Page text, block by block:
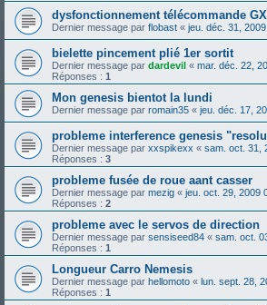
dysfonctionnement télécommande
Dernier message par flobast « jeu. déc. 31,
bielette pincement plié 1er sortit
Dernier message par dardevil « mar. déc. 22,
Réponses : 1
Mon genesis bientot la lundi
Dernier message par romain35 « jeu. déc. 17,
probleme interference genesis
Dernier message par xxspikexx « sam. oct. 31,
Réponses : 3
probleme fusée de roue aant casser
Dernier message par mezig « jeu. oct. 29, 2009
Réponses : 2
probleme avec le servos de direction
Dernier message par sensiseed84 « sam. oct.
Réponses : 1
Longueur Carro Nemesis
Dernier message par hellomoto « lun. sept. 28,
Réponses : 1